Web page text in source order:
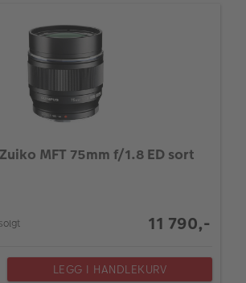
MFT 75mm f/1.8 ED sort
11 790,-
LEGG I HANDLEKURV